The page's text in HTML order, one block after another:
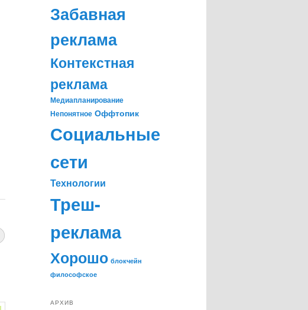
Забавная
реклама
Контекстная
реклама
Медиапланирование
Непонятное Оффтопик
Социальные
сети
Технологии
Треш-
реклама
Хорошо блокчейн
философское
АРХИВ